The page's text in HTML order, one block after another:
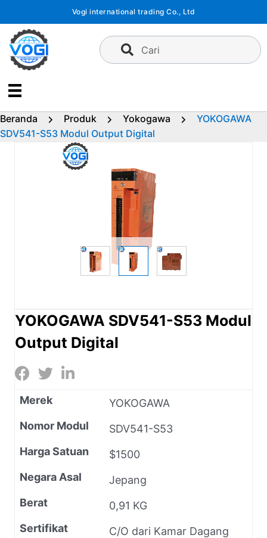
konten
Vogi international trading Co., Ltd
Cari
Beranda Produk Yokogawa
YOKOGAWA
SDV541-S53 Modul Output Digital
YOKOGAWA SDV541-S53 Modul
Output Digital
Merek
YOKOGAWA
Nomor Modul
SDV541-S53
Harga Satuan
$1500
Negara Asal
Jepang
Berat
0,91 KG
Sertifikat
C/O dari Kamar Dagang